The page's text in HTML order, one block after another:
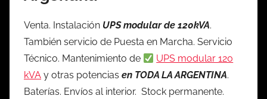
Venta. Instalación UPS modular de 120kVA.
También servicio de Puesta en Marcha. Servicio
Técnico. Mantenimiento de
UPS modular 120
kVA y otras potencias en TODA LA ARGENTINA.
Baterías. Envíos al interior. Stock permanente.